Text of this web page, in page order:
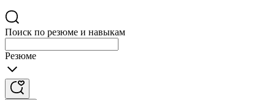
Поиск по резюме и навыкам
Резюме